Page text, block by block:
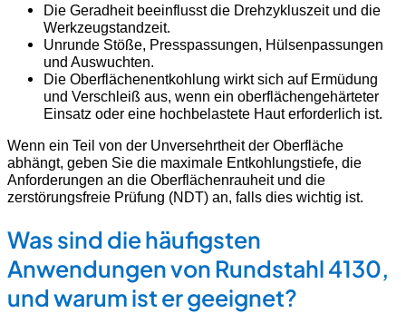
Die Geradheit beeinflusst die Drehzykluszeit und die
Werkzeugstandzeit.
Unrunde Stöße, Presspassungen, Hülsenpassungen
und Auswuchten.
Die Oberflächenentkohlung wirkt sich auf Ermüdung
und Verschleiß aus, wenn ein oberflächengehärteter
Einsatz oder eine hochbelastete Haut erforderlich ist.
Wenn ein Teil von der Unversehrtheit der Oberfläche
abhängt, geben Sie die maximale Entkohlungstiefe, die
Anforderungen an die Oberflächenrauheit und die
zerstörungsfreie Prüfung (NDT) an, falls dies wichtig ist.
Was sind die häufigsten
Anwendungen von Rundstahl 4130,
und warum ist er geeignet?